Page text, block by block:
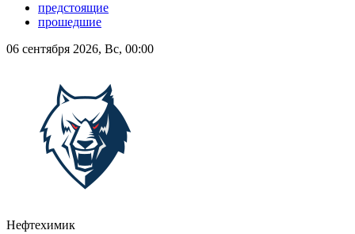
предстоящие
прошедшие
06 сентября 2026, Вс, 00:00
Нефтехимик